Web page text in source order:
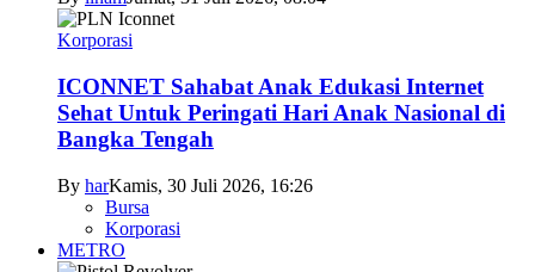
Korporasi
ICONNET Sahabat Anak Edukasi Internet
Sehat Untuk Peringati Hari Anak Nasional di
Bangka Tengah
By harKamis, 30 Juli 2026, 16:26
Bursa
Korporasi
METRO